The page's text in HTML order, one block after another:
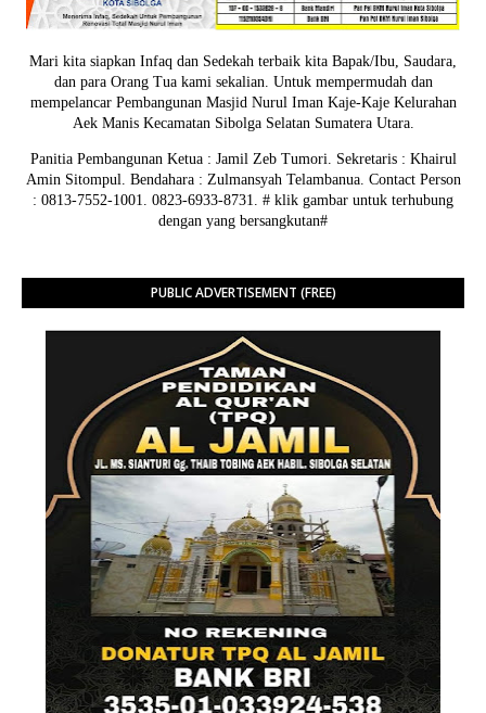
Mari kita siapkan Infaq dan Sedekah terbaik kita Bapak/Ibu, Saudara,
dan para Orang Tua kami sekalian. Untuk mempermudah dan
mempelancar Pembangunan Masjid Nurul Iman Kaje-Kaje Kelurahan
Aek Manis Kecamatan Sibolga Selatan Sumatera Utara.
Panitia Pembangunan Ketua : Jamil Zeb Tumori. Sekretaris : Khairul
Amin Sitompul. Bendahara : Zulmansyah Telambanua. Contact Person
: 0813-7552-1001. 0823-6933-8731. # klik gambar untuk terhubung
dengan yang bersangkutan#
PUBLIC ADVERTISEMENT (FREE)